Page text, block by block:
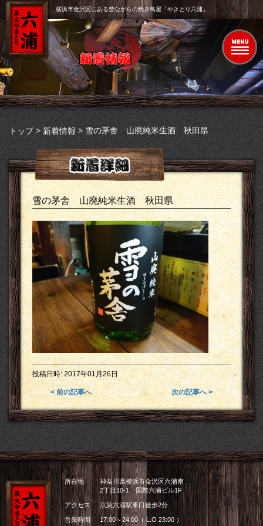
横浜市金沢区にある昔ながらの焼き鳥屋「やきとり六浦」
トップ> 新着情報 > 雪の茅舎 山廃純米生酒 秋田県
雪の茅舎 山廃純米生酒 秋田県
投稿日時:2017年01月26日
< 前の記事へ 次の記事へ >
所在地
神奈川県横浜市金沢区六浦南
2丁目10-1 国際六浦ビル1F
アクセス 京急六浦駅東口徒歩2分
営業時間 17:00～24:00（ L.O 23:00 ）